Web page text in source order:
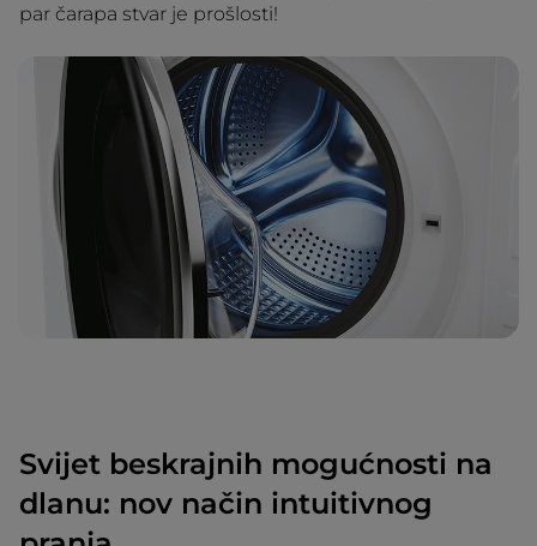
par čarapa stvar je prošlosti!
Svijet beskrajnih mogućnosti na
dlanu: nov način intuitivnog